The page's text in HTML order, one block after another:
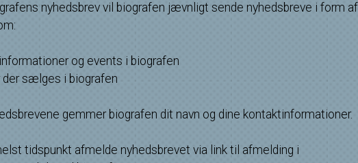
nyhedsbrev vil biografen jævnligt sende nyhedsbreve i form af
og events i biografen
sælges i biografen
gemmer biografen dit navn og dine kontaktinformationer.
tidspunkt afmelde nyhedsbrevet via link til afmelding i